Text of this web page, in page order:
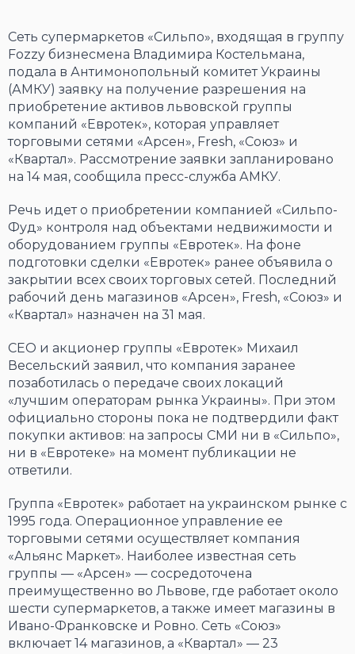
Сеть супермаркетов «Сильпо», входящая в группу
Fozzy бизнесмена Владимира Костельмана,
подала в Антимонопольный комитет Украины
(АМКУ) заявку на получение разрешения на
приобретение активов львовской группы
компаний «Евротек», которая управляет
торговыми сетями «Арсен», Fresh, «Союз» и
«Квартал». Рассмотрение заявки запланировано
на 14 мая, сообщила пресс-служба АМКУ.
Речь идет о приобретении компанией «Сильпо-
Фуд» контроля над объектами недвижимости и
оборудованием группы «Евротек». На фоне
подготовки сделки «Евротек» ранее объявила о
закрытии всех своих торговых сетей. Последний
рабочий день магазинов «Арсен», Fresh, «Союз» и
«Квартал» назначен на 31 мая.
CEO и акционер группы «Евротек» Михаил
Весельский заявил, что компания заранее
позаботилась о передаче своих локаций
«лучшим операторам рынка Украины». При этом
официально стороны пока не подтвердили факт
покупки активов: на запросы СМИ ни в «Сильпо»,
ни в «Евротеке» на момент публикации не
ответили.
Группа «Евротек» работает на украинском рынке с
1995 года. Операционное управление ее
торговыми сетями осуществляет компания
«Альянс Маркет». Наиболее известная сеть
группы — «Арсен» — сосредоточена
преимущественно во Львове, где работает около
шести супермаркетов, а также имеет магазины в
Ивано-Франковске и Ровно. Сеть «Союз»
включает 14 магазинов, а «Квартал» — 23